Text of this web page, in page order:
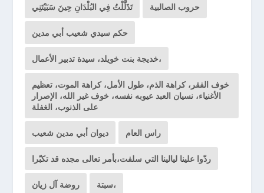
تَذَلَّلْتُ فِي البُلْدَانِ حِينَ سَبَيْتَنِي حروب الصالبية
حكم سيدي شعيب أبي مدين
خديجة بنت خويلد، سيدة تدبير الأعمال،
خوف الفقر، كراهة الذم، طول الأمل، كراهة الموت، تعظيم
الأغنياء، نسيان العبد عيوبه نفسه، خوف غير الله، الإصرار
على الذنوب، الغفلة
ديوان أبي مدين شعيب راس العام
ردّوا علينا ليالينا التي سلفت،بأمر تعالى مجده قد تكبّرا
روضة آل زيان سبتة،